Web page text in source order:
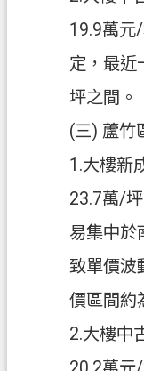
19.9萬元
定，最
坪之間。
(三) 蘆竹
1.大樓新
23.7萬/
易集中於
致單價波
價區間約
2.大樓中